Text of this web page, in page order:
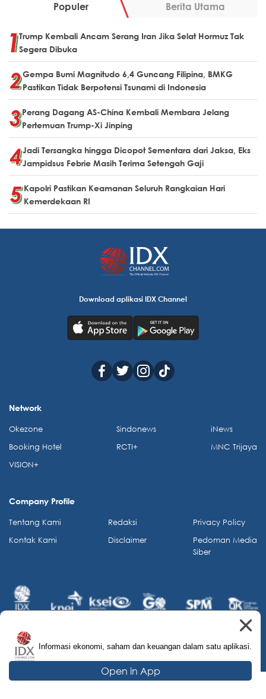
Populer Berita Utama
Trump Kembali Ancam Serang Iran Jika Selat Hormuz Tak
Segera Dibuka
Gempa Bumi Magnitudo 6,4 Guncang Filipina, BMKG
Pastikan Tidak Berpotensi Tsunami di Indonesia
Perang Dagang AS-China Kembali Membara Jelang
Pertemuan Trump-Xi Jinping
Jadi Tersangka hingga Dicopot Sementara dari Jaksa, Eks
Jampidsus Febrie Masih Terima Setengah Gaji
Kapolri Pastikan Keamanan Seluruh Rangkaian Hari
Kemerdekaan RI
Informasi ekonomi, saham dan keuangan dalam satu aplikasi.
Open in App
Download aplikasi IDX Channel
Network
Okezone
Booking Hotel
VISION+
Sindonews
RCTI+
iNews
MNC Trijaya
Company Profile
Tentang Kami
Kontak Kami
Redaksi
Disclaimer
Privacy Policy
Pedoman Media
Siber
© 2026 IDX Channel. All Rights Reserved.